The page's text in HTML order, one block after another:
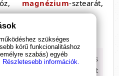
magnézium-sztearát,
Terrestris természetes
meg a megnövekedett
szükséges
körű funkcionalitáshoz
szabás) egyéb
Részletesebb információk.